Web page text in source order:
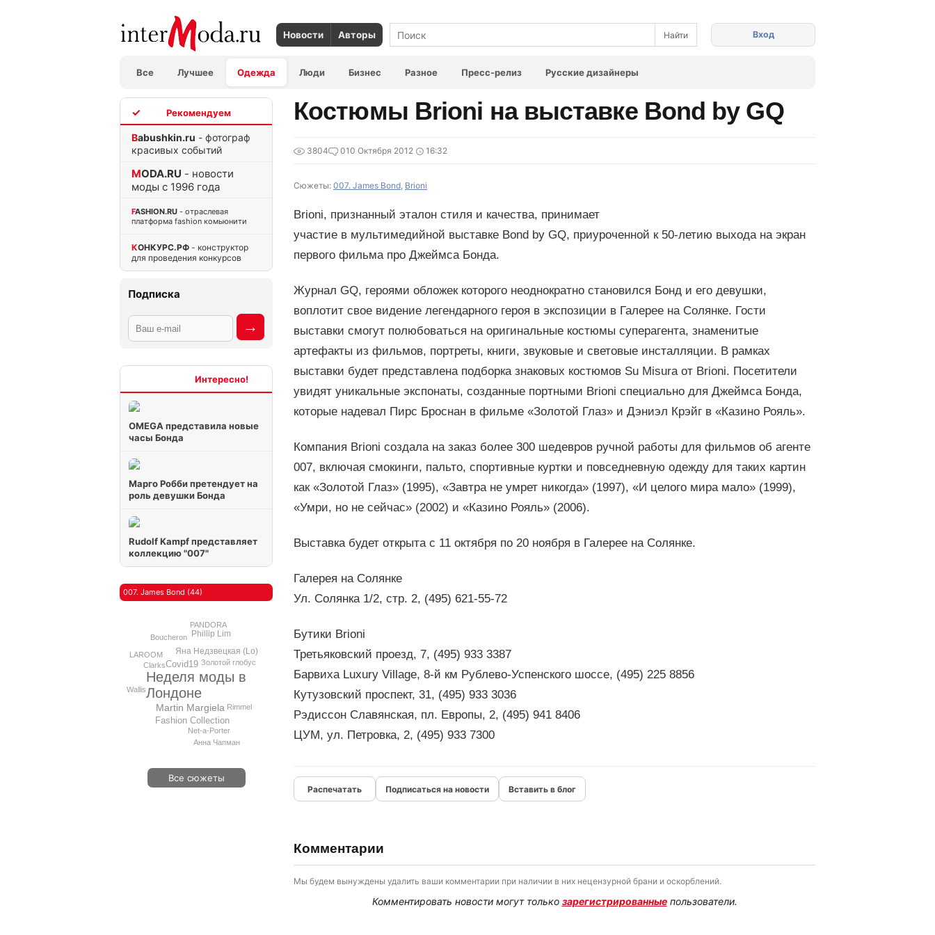
Новости Авторы
Все Лучшее Одежда Люди Бизнес Разное Пресс-релиз Русские дизайнеры
Вход
Babushkin.ru - фотограф
красивых событий
MODA.RU - новости
моды с 1996 года
FASHION.RU - отраслевая
платформа fashion комьюнити
КОНКУРС.РФ - конструктор
для проведения конкурсов
Подписка
OMEGA представила новые
часы Бонда
Марго Робби претендует на
роль девушки Бонда
Rudolf Kampf представляет
коллекцию "007"
007. James Bond (44)
Неделя моды в
Лондоне
Martin Margiela
Covid19
Fashion Collection
Яна Недзвецкая (Lo)
Phillip Lim
Net-a-Porter
Золотой глобус
PANDORA
Анна Чапман
LAROOM
Clarks
Boucheron
Rimmel
Wallis
Все сюжеты
Костюмы Brioni на выставке Bond by GQ
3804 010 Октября 2012 16:32
Сюжеты: 007. James Bond, Brioni
Brioni, признанный эталон стиля и качества, принимает
участие в мультимедийной выставке Bond by GQ, приуроченной к 50-летию выхода на экран
первого фильма про Джеймса Бонда.
Журнал GQ, героями обложек которого неоднократно становился Бонд и его девушки,
воплотит свое видение легендарного героя в экспозиции в Галерее на Солянке. Гости
выставки смогут полюбоваться на оригинальные костюмы суперагента, знаменитые
артефакты из фильмов, портреты, книги, звуковые и световые инсталляции. В рамках
выставки будет представлена подборка знаковых костюмов Su Misura от Brioni. Посетители
увидят уникальные экспонаты, созданные портными Brioni специально для Джеймса Бонда,
которые надевал Пирс Броснан в фильме «Золотой Глаз» и Дэниэл Крэйг в «Казино Рояль».
Компания Brioni создала на заказ более 300 шедевров ручной работы для фильмов об агенте
007, включая смокинги, пальто, спортивные куртки и повседневную одежду для таких картин
как «Золотой Глаз» (1995), «Завтра не умрет никогда» (1997), «И целого мира мало» (1999),
«Умри, но не сейчас» (2002) и «Казино Рояль» (2006).
Выставка будет открыта с 11 октября по 20 ноября в Галерее на Солянке.
Галерея на Солянке
Ул. Солянка 1/2, стр. 2, (495) 621-55-72
Бутики Brioni
Третьяковский проезд, 7, (495) 933 3387
Барвиха Luxury Village, 8-й км Рублево-Успенского шоссе, (495) 225 8856
Кутузовский проспект, 31, (495) 933 3036
Рэдиссон Славянская, пл. Европы, 2, (495) 941 8406
ЦУМ, ул. Петровка, 2, (495) 933 7300
Подписаться на новости Вставить в блог
Комментарии
Мы будем вынуждены удалить ваши комментарии при наличии в них нецензурной брани и оскорблений.
Комментировать новости могут только зарегистрированныепользователи.